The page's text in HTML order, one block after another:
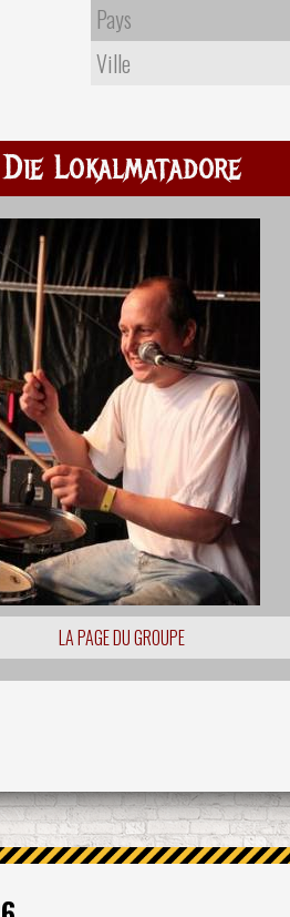
Pays
Ville
Die Lokalmatadore
LA PAGE DU GROUPE